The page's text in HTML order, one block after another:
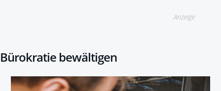
Anzeige
Bürokratie bewältigen